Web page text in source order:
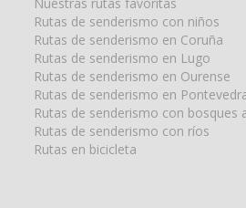
Nuestras rutas favoritas
Rutas de senderismo con niños
Rutas de senderismo en Coruña
Rutas de senderismo en Lugo
Rutas de senderismo en Ourense
Rutas de senderismo en
Rutas de senderismo con bosques
Rutas de senderismo con ríos
Rutas en bicicleta